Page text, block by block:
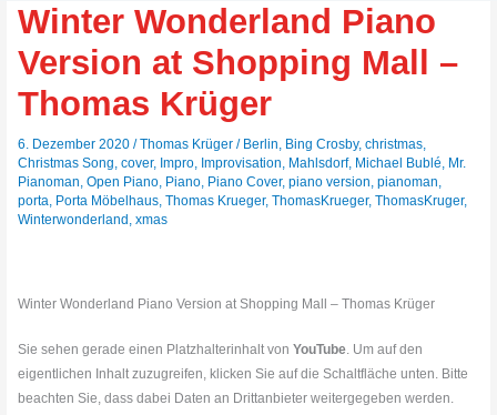
Winter Wonderland Piano
Version at Shopping Mall –
Thomas Krüger
6. Dezember 2020/Thomas Krüger / Berlin, Bing Crosby,christmas,
Christmas Song,cover, Impro, Improvisation, Mahlsdorf, Michael Bublé, Mr.
Pianoman,Open Piano, Piano, Piano Cover,piano version,pianoman,
porta, Porta Möbelhaus,Thomas Krueger,ThomasKrueger,ThomasKruger,
Winterwonderland,xmas
Winter Wonderland Piano Version at Shopping Mall – Thomas Krüger
Sie sehen gerade einen Platzhalterinhalt vonYouTube . Um auf den
eigentlichen Inhalt zuzugreifen, klicken Sie auf die Schaltfläche unten. Bitte
beachten Sie, dass dabei Daten an Drittanbieter weitergegeben werden.